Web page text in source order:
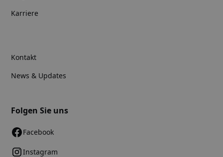
Karriere
Kontakt
News & Updates
Folgen Sie uns
Facebook
Instagram